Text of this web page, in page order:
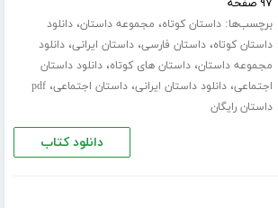
۹۷ صفحه
برچسب‌ها:داستان کوتاه، مجموعه داستان،دانلود
داستان کوتاه،داستان فارسی،داستان ایرانی،دانلود
مجموعه داستان،داستان های کوتاه،دانلود داستان
اجتماعی،دانلود داستان ایرانی،داستان اجتماعی،pdf
داستان رایگان
دانلود کتاب